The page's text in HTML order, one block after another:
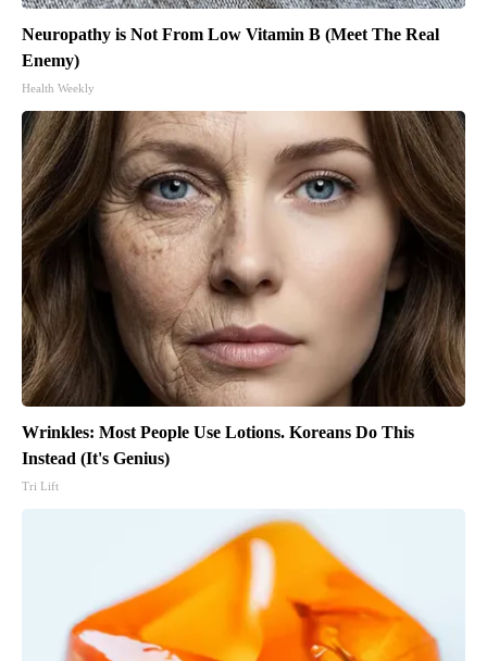
Neuropathy is Not From Low Vitamin B (Meet The Real
Enemy)
Health Weekly
Wrinkles: Most People Use Lotions. Koreans Do This
Instead (It's Genius)
Tri Lift